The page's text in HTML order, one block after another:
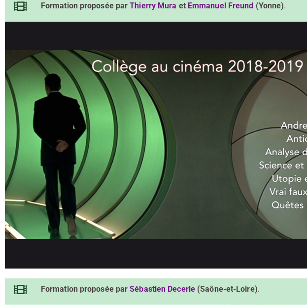
Formation proposée par Thierry Mura et Emmanuel Freund (Yonne).
Formation proposée par Sébastien Decerle (Saône-et-Loire).